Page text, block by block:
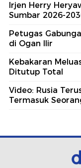
Irjen Herry
Sumbar 2026-
Petugas
di Ogan Ilir
Kebakaran
Ditutup Total
Video: Rusia
Termasuk